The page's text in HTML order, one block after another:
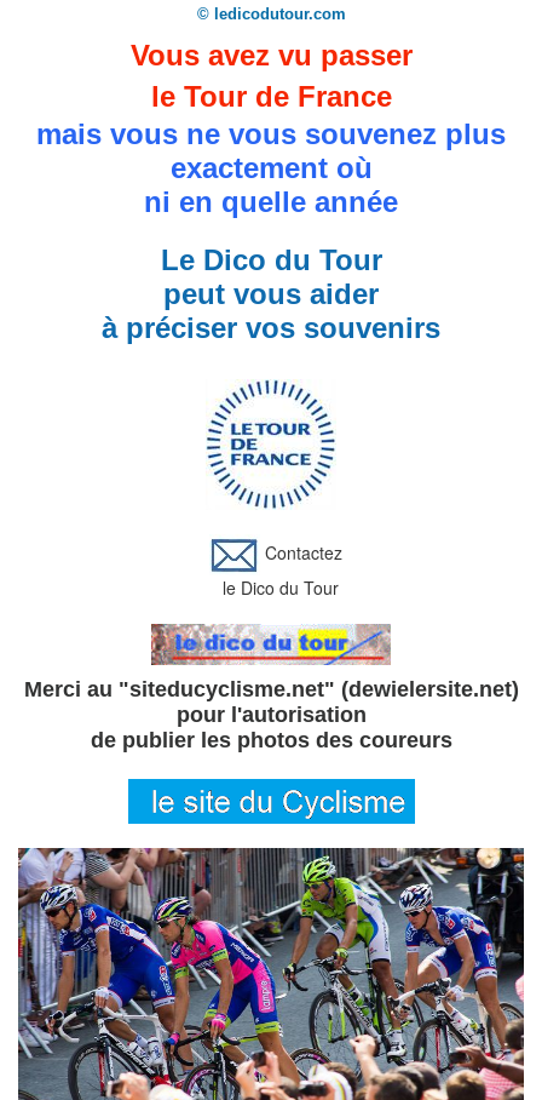
© ledicodutour.com
Vous avez vu passer
le Tour de France
mais vous ne vous souvenez plus
exactement où
ni en quelle année
Le Dico du Tour
peut vous aider
à préciser vos souvenirs
Contactez
le Dico du Tour
Merci au "siteducyclisme.net" (dewielersite.net)
pour l'autorisation
de publier les photos des coureurs